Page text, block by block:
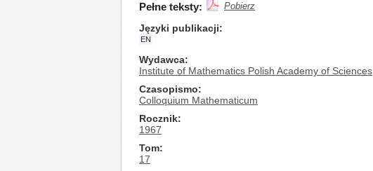
Pełne teksty: Pobierz
Języki publikacji
EN
Wydawca
Institute of Mathematics Polish Academy of Sciences
Czasopismo
Colloquium Mathematicum
Rocznik
1967
Tom
17